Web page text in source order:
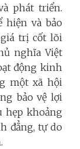
phát triển.
hiện và bảo
trị cốt lõi
nghĩa Việt
động kinh
một xã hội
bảo vệ lợi
hẹp khoảng
đẳng, tự do